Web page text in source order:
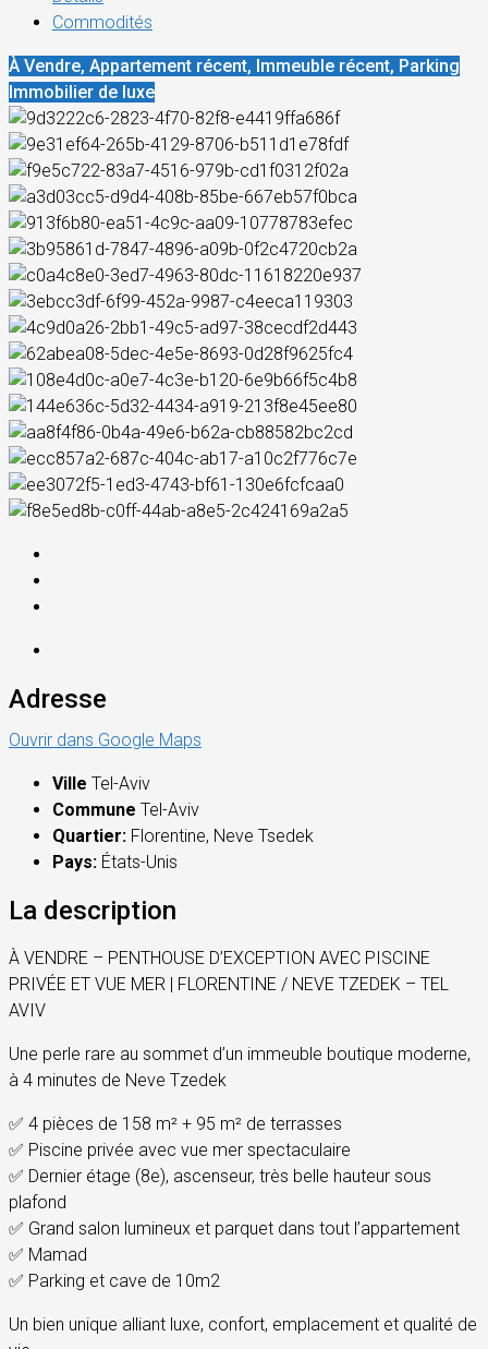
Commodités
À Vendre, Appartement récent, Immeuble récent, Parking
Immobilier de luxe
Adresse
Ouvrir dans Google Maps
Ville Tel-Aviv
Commune Tel-Aviv
Quartier: Florentine, Neve Tsedek
Pays: États-Unis
La description
À VENDRE – PENTHOUSE D’EXCEPTION AVEC PISCINE
PRIVÉE ET VUE MER | FLORENTINE / NEVE TZEDEK – TEL
AVIV
Une perle rare au sommet d’un immeuble boutique moderne,
à 4 minutes de Neve Tzedek
✅ 4 pièces de 158 m² + 95 m² de terrasses
✅ Piscine privée avec vue mer spectaculaire
✅ Dernier étage (8e), ascenseur, très belle hauteur sous
plafond
✅ Grand salon lumineux et parquet dans tout l’appartement
✅ Mamad
✅ Parking et cave de 10m2
Un bien unique alliant luxe, confort, emplacement et qualité de